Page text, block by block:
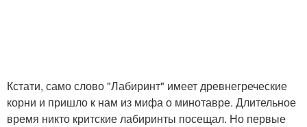
Кстати, само слово "Лабиринт" имеет древнегреческие
корни и пришло к нам из мифа о минотавре. Длительное
время никто критские лабиринты посещал. Но первые